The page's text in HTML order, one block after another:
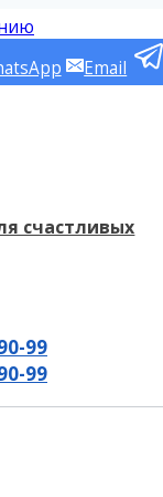
Email
счастливых
99
99